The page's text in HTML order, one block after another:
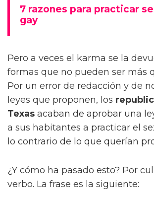
7 razones para practicar
gay
Pero a veces el karma se la
formas que no pueden ser más
Por un error de redacción y de
leyes que proponen, los
Texas acaban de aprobar una
a sus habitantes a practicar el
lo contrario de lo que querían
¿Y cómo ha pasado esto? Por
verbo. La frase es la siguiente: